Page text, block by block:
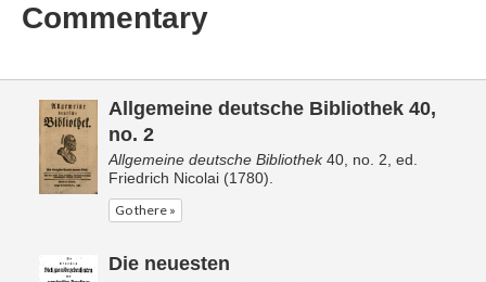
Commentary
Allgemeine deutsche Bibliothek 40,
no. 2
Allgemeine deutsche Bibliothek40, no. 2, ed.
Friedrich Nicolai (1780).
Go there »
Die neuesten